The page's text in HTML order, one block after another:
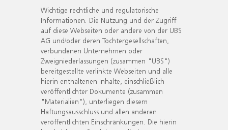
Wichtige rechtliche und regulatorische
Informationen. Die Nutzung und der Zugriff
auf diese Webseiten oder andere von der UBS
AG und/oder deren Tochtergesellschaften,
verbundenen Unternehmen oder
Zweigniederlassungen (zusammen "UBS")
bereitgestellte verlinkte Webseiten und alle
hierin enthaltenen Inhalte, einschließlich
veröffentlichter Dokumente (zusammen
"Materialien"), unterliegen diesem
Haftungsausschluss und allen anderen
veröffentlichten Einschränkungen. Die hierin